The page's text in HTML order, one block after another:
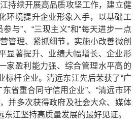
持续开展高品质攻坚工作，建立健
环境提升企业形象入手，以基础工
与”、“三现主义”和“每天进步一点
管理、紧抓细节，实施小改善微创
显著提升、业绩大幅增长、企业形
家盈利能力强、综合管理水平高的
标杆企业。清远东江先后荣获了“广
东省重合同守信用企业”、“清远市环
并多次获得政府及社会大众、媒体
江坚持高质量发展的最好见证。